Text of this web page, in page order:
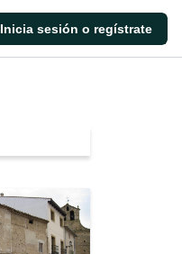
Inicia sesión o regístrate